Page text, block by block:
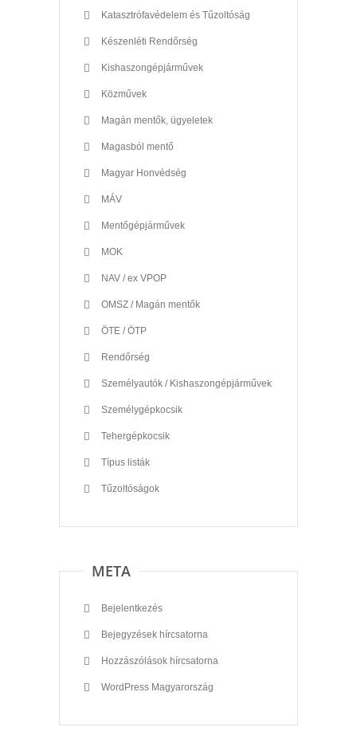
Katasztrófavédelem és Tűzoltóság
Készenléti Rendőrség
Kishaszongépjárművek
Közművek
Magán mentők, ügyeletek
Magasból mentő
Magyar Honvédség
MÁV
Mentőgépjárművek
MOK
NAV / ex VPOP
OMSZ / Magán mentők
ÖTE / ÖTP
Rendőrség
Személyautók / Kishaszongépjárművek
Személygépkocsik
Tehergépkocsik
Típus listák
Tűzoltóságok
META
Bejelentkezés
Bejegyzések hírcsatorna
Hozzászólások hírcsatorna
WordPress Magyarország